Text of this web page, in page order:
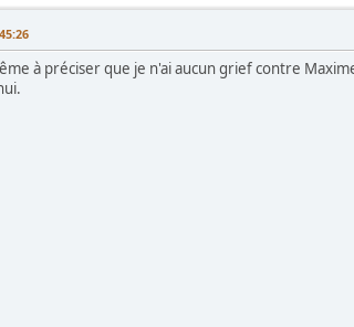
à préciser que je n'ai aucun grief contre